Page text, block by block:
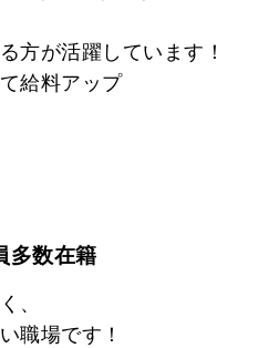
方が活躍しています！
給料アップ
多数在籍
、
職場です！